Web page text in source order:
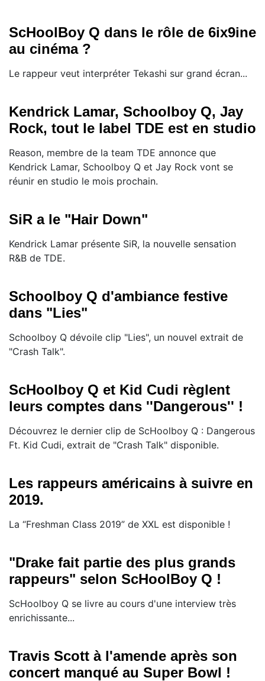
ScHoolBoy Q dans le rôle de 6ix9ine
au cinéma ?
Le rappeur veut interpréter Tekashi sur grand écran...
Kendrick Lamar, Schoolboy Q, Jay
Rock, tout le label TDE est en studio
Reason, membre de la team TDE annonce que
Kendrick Lamar, Schoolboy Q et Jay Rock vont se
réunir en studio le mois prochain.
SiR a le "Hair Down"
Kendrick Lamar présente SiR, la nouvelle sensation
R&B de TDE.
Schoolboy Q d'ambiance festive
dans "Lies"
Schoolboy Q dévoile clip "Lies", un nouvel extrait de
"Crash Talk".
ScHoolboy Q et Kid Cudi règlent
leurs comptes dans ''Dangerous'' !
Découvrez le dernier clip de ScHoolboy Q : Dangerous
Ft. Kid Cudi, extrait de "Crash Talk" disponible.
Les rappeurs américains à suivre en
2019.
La “Freshman Class 2019” de XXL est disponible !
"Drake fait partie des plus grands
rappeurs" selon ScHoolBoy Q !
ScHoolboy Q se livre au cours d'une interview très
enrichissante...
Travis Scott à l'amende après son
concert manqué au Super Bowl !